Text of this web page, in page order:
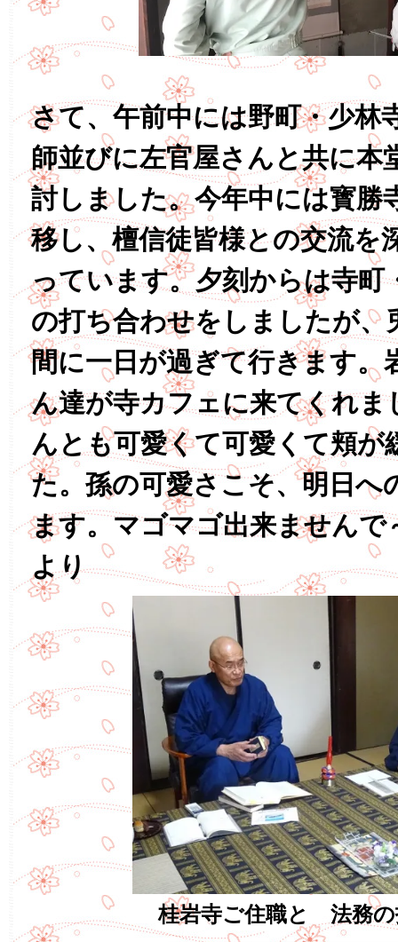
さて、午前中には野町・少林
師並びに左官屋さんと共に本
討しました。今年中には寳勝
移し、檀信徒皆様との交流を
っています。夕刻からは寺町
の打ち合わせをしましたが、
間に一日が過ぎて行きます。
ん達が寺カフェに来てくれま
んとも可愛くて可愛くて頬が
た。孫の可愛さこそ、明日へ
ます。マゴマゴ出来ません
より
桂岩寺ご住職と 法務の